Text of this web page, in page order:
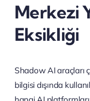
Merkezi
Eksikliği
Shadow AI araçları
bilgisi dışında